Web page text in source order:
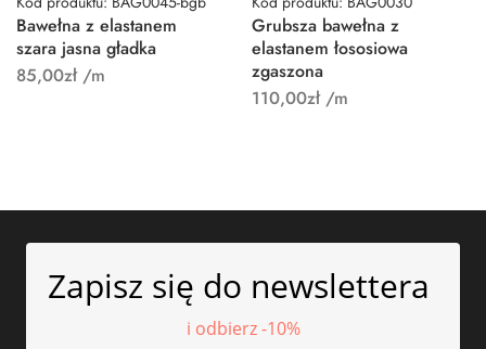
Bawełna z elastanem
szara jasna gładka
85,00zł/m
Grubsza bawełna z
elastanem łososiowa
zgaszona
110,00zł/m
Zapisz się do newslettera
i odbierz -10%